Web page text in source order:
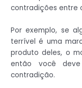
contradições entre
Por exemplo, se
terrível é uma
produto deles, o
então você
contradição.